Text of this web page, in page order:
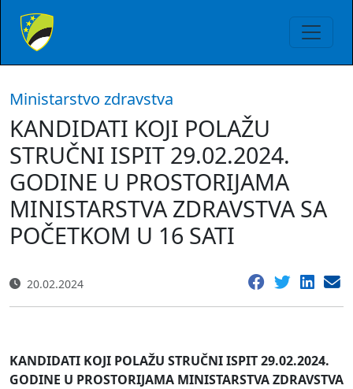
Ministarstvo zdravstva
KANDIDATI KOJI POLAŽU
STRUČNI ISPIT 29.02.2024.
GODINE U PROSTORIJAMA
MINISTARSTVA ZDRAVSTVA SA
POČETKOM U 16 SATI
20.02.2024
KANDIDATI KOJI POLAŽU STRUČNI ISPIT29.02.2024.
GODINE U PROSTORIJAMA MINISTARSTVA ZDRAVSTVA